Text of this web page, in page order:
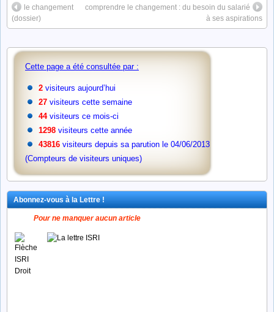
le changement
(dossier)
comprendre le changement : du besoin du salarié
à ses aspirations
Cette page a été consultée par :
2 visiteurs aujourd’hui
27 visiteurs cette semaine
44visiteurs ce mois-ci
1298 visiteurs cette année
43816 visiteurs depuis sa parution le 04/06/2013
(Compteurs de visiteurs uniques)
Abonnez-vous à la Lettre !
Pour ne manquer aucun article